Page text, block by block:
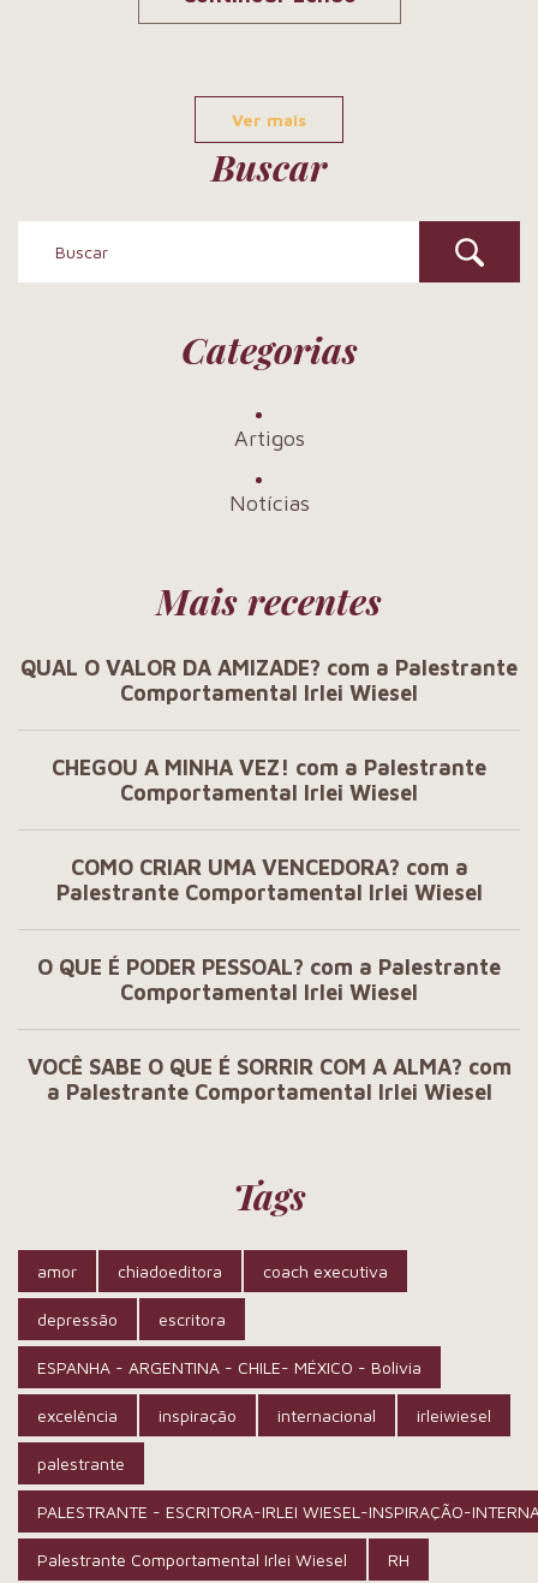
Ver mais
Buscar
Categorias
Artigos
Notícias
Mais recentes
QUAL O VALOR DA AMIZADE? com a Palestrante
Comportamental Irlei Wiesel
CHEGOU A MINHA VEZ! com a Palestrante
Comportamental Irlei Wiesel
COMO CRIAR UMA VENCEDORA? com a
Palestrante Comportamental Irlei Wiesel
O QUE É PODER PESSOAL? com a Palestrante
Comportamental Irlei Wiesel
VOCÊ SABE O QUE É SORRIR COM A ALMA? com
a Palestrante Comportamental Irlei Wiesel
Tags
amor chiadoeditora coach executiva
depressão escritora
ESPANHA - ARGENTINA - CHILE- MÉXICO - Bolívia
excelência inspiração internacional irleiwiesel
palestrante
PALESTRANTE - ESCRITORA-IRLEI WIESEL-INSPIRAÇÃO-
Palestrante Comportamental Irlei Wiesel RH